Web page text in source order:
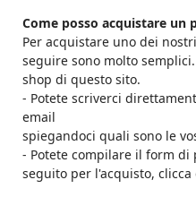
Come posso acquistare un
Per acquistare uno dei
seguire sono molto semplici.
shop di questo sito.
- Potete scriverci
email
spiegandoci quali sono le
- Potete compilare il form
seguito per l'acquisto, clicca